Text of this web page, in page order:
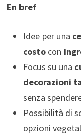
En bref
Idee per una
costocon
Focus su una
decorazioni
senza
Possibilità di
opzioni